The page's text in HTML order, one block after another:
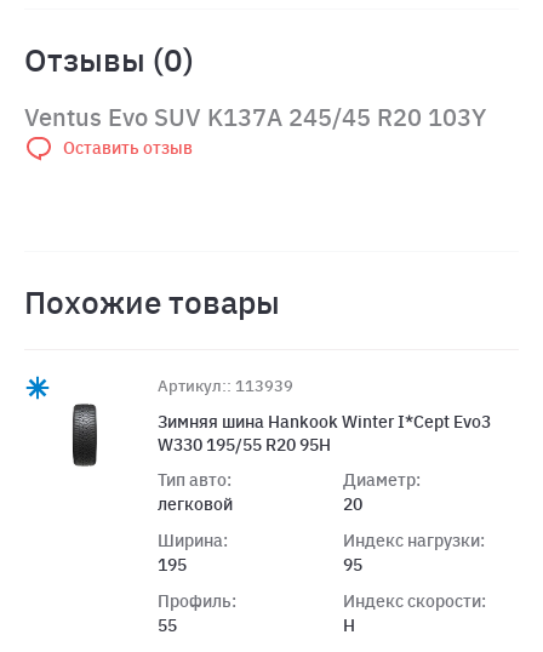
Отзывы (0)
Ventus Evo SUV K137A 245/45 R20 103Y
Оставить отзыв
Похожие товары
Артикул:: 113939
Зимняя шина Hankook Winter I*Cept Evo3
W330 195/55 R20 95H
Тип авто:
легковой
Ширина:
195
Профиль:
55
Диаметр:
20
Индекс нагрузки:
95
Индекс скорости:
H